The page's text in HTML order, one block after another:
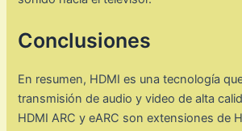
Conclusiones
En resumen, HDMI es una tecnología
transmisión de audio y video de alta
HDMI ARC y eARC son extensiones de